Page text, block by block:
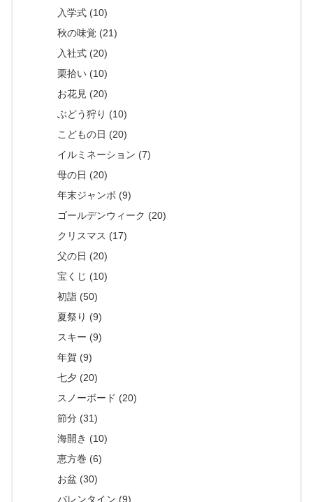
入学式 (10)
秋の味覚 (21)
入社式 (20)
栗拾い (10)
お花見 (20)
ぶどう狩り (10)
こどもの日 (20)
イルミネーション (7)
母の日 (20)
年末ジャンボ (9)
ゴールデンウィーク (20)
クリスマス (17)
父の日 (20)
宝くじ (10)
初詣 (50)
夏祭り (9)
スキー (9)
年賀 (9)
七夕 (20)
スノーボード (20)
節分 (31)
海開き (10)
恵方巻 (6)
お盆 (30)
バレンタイン (9)